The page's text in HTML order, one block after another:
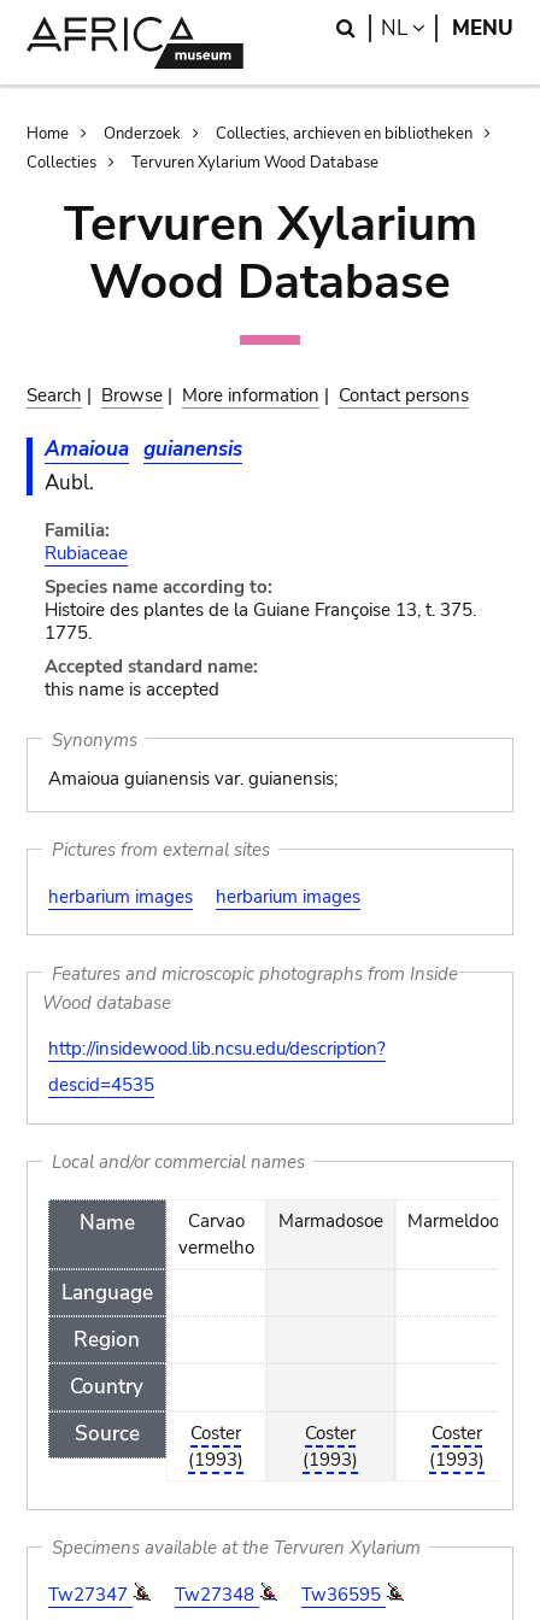
Search
NL LANGUAGE
MENU
Breadcrumb
Home Onderzoek
Collecties, archieven en bibliotheken
Collecties
Tervuren Xylarium Wood Database
Tervuren Xylarium
Wood Database
Search | Browse | More information | Contact persons
Amaioua guianensis
Aubl.
Familia:
Rubiaceae
Species name according to:
Histoire des plantes de la Guiane Françoise 13, t. 375.
1775.
Accepted standard name:
this name is accepted
Synonyms
Amaioua guianensis var. guianensis;
Pictures from external sites
herbarium images
herbarium images
Features and microscopic photographs from Inside
Wood database
http://insidewood.lib.ncsu.edu/description?
descid=4535
Local and/or commercial names
Name
Language
Region
Country
Source
Carvao
vermelho
Coster
(1993)
Marmadosoe
Coster
(1993)
Marmeldoos
Coster
(1993)
Specimens available at the Tervuren Xylarium
Tw27347
Tw27348 Tw36595